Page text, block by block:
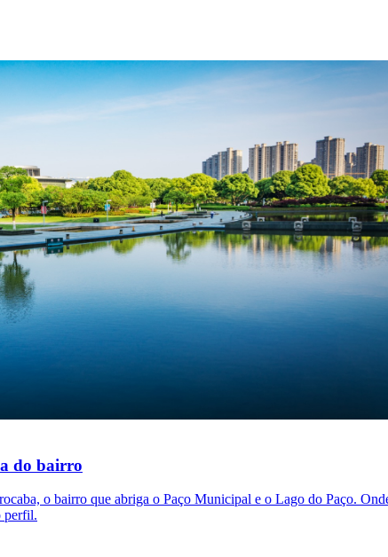
do bairro
o bairro que abriga o Paço Municipal e o Lago do Paço.
perfil.